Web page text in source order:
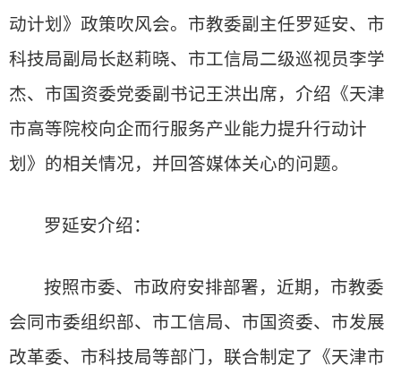
动计划》政策吹风会。市教委副主任罗延安、市
科技局副局长赵莉晓、市工信局二级巡视员李学
杰、市国资委党委副书记王洪出席，介绍《天津
市高等院校向企而行服务产业能力提升行动计
划》的相关情况，并回答媒体关心的问题。
罗延安介绍：
按照市委、市政府安排部署，近期，市教委
会同市委组织部、市工信局、市国资委、市发展
改革委、市科技局等部门，联合制定了《天津市